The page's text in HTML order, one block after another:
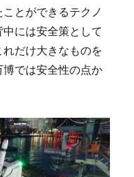
ことができるテクノ
には安全策として
だけ大きなものを
では安全性の点か